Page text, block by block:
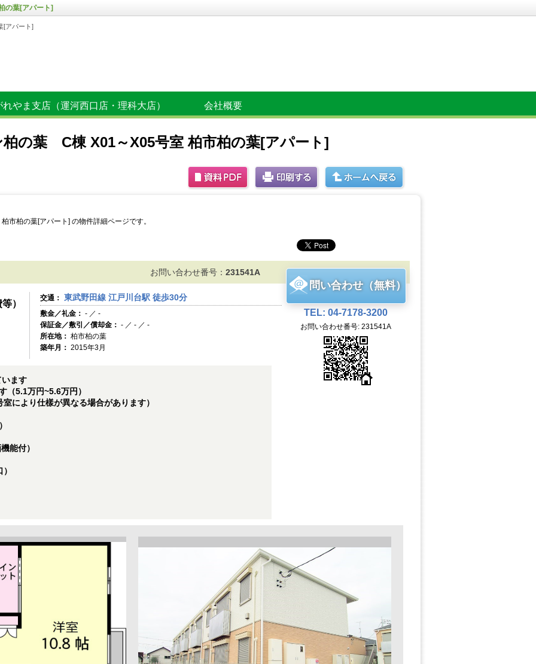
の葉[アパート]
[アパート]
れやま支店（運河西口店・理科大店） 会社概要
の葉 C棟 X01～X05号室 柏市柏の葉[アパート]
柏の葉[アパート] の物件詳細ページです。
お問い合わせ番号： 231541A
）
交通： 東武野田線 江戸川台駅 徒歩30分
敷金／礼金： - ／ -
保証金／敷引／償却金： - ／ - ／ -
所在地： 柏市柏の葉
築年月： 2015年3月
ます
5.1万円~5.6万円）
により仕樣が異なる場合があります）
能付）
問い合わせ（無料）
TEL: 04-7178-3200
お問い合わせ番号: 231541A